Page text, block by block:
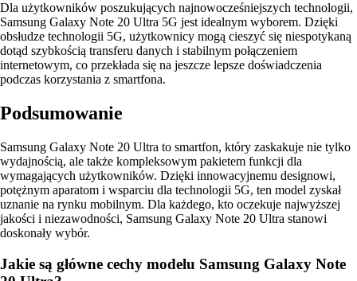
Dla użytkowników poszukujących najnowocześniejszych technologii,
Samsung Galaxy Note 20 Ultra 5G jest idealnym wyborem. Dzięki
obsłudze technologii 5G, użytkownicy mogą cieszyć się niespotykaną
dotąd szybkością transferu danych i stabilnym połączeniem
internetowym, co przekłada się na jeszcze lepsze doświadczenia
podczas korzystania z smartfona.
Podsumowanie
Samsung Galaxy Note 20 Ultra to smartfon, który zaskakuje nie tylko
wydajnością, ale także kompleksowym pakietem funkcji dla
wymagających użytkowników. Dzięki innowacyjnemu designowi,
potężnym aparatom i wsparciu dla technologii 5G, ten model zyskał
uznanie na rynku mobilnym. Dla każdego, kto oczekuje najwyższej
jakości i niezawodności, Samsung Galaxy Note 20 Ultra stanowi
doskonały wybór.
Jakie są główne cechy modelu Samsung Galaxy Note